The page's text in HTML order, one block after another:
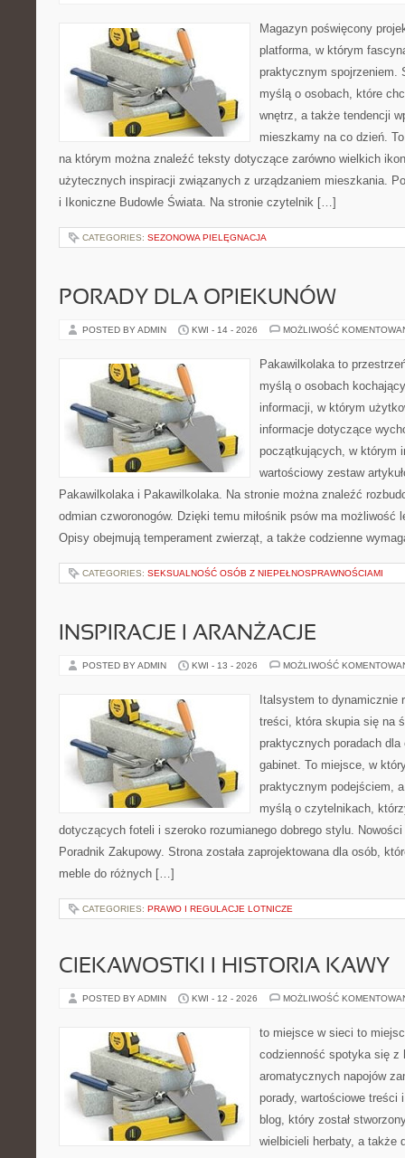
Magazyn poświęcony
platforma, w którym
praktycznym spojrzeniem.
myślą o osobach, które
wnętrz, a także tendencji
mieszkamy na co dzień.
na którym można znaleźć teksty dotyczące zarówno wielkich
użytecznych inspiracji związanych z urządzaniem mieszkania.
i Ikoniczne Budowle Świata. Na stronie czytelnik […]
CATEGORIES: SEZONOWA PIELĘGNACJA
PORADY DLA OPIEKUNÓW
POSTED BY ADMIN KWI - 14 - 2026 MOŻLIWOŚĆ
Pakawilkolaka to
myślą o osobach
informacji, w którym
informacje dotyczące
początkujących, w którym
wartościowy zestaw
Pakawilkolaka i Pakawilkolaka. Na stronie można znaleźć
odmian czworonogów. Dzięki temu miłośnik psów ma możliwość
Opisy obejmują temperament zwierząt, a także codzienne
CATEGORIES: SEKSUALNOŚĆ OSÓB Z NIEPEŁNOSPRAWNOŚCIAMI
INSPIRACJE I ARANŻACJE
POSTED BY ADMIN KWI - 13 - 2026 MOŻLIWOŚĆ
Italsystem to dynamicznie
treści, która skupia się na
praktycznych poradach
gabinet. To miejsce, w
praktycznym podejściem,
myślą o czytelnikach,
dotyczących foteli i szeroko rozumianego dobrego stylu.
Poradnik Zakupowy. Strona została zaprojektowana dla osób,
meble do różnych […]
CATEGORIES: PRAWO I REGULACJE LOTNICZE
CIEKAWOSTKI I HISTORIA KAWY
POSTED BY ADMIN KWI - 12 - 2026 MOŻLIWOŚĆ
to miejsce w sieci to
codzienność spotyka się z
aromatycznych napojów
porady, wartościowe treści
blog, który został
wielbicieli herbaty, a także